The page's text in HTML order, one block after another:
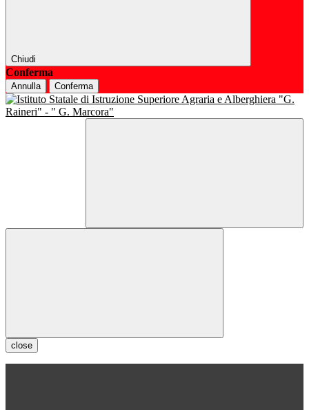
Chiudi
Conferma
Annulla Conferma
close